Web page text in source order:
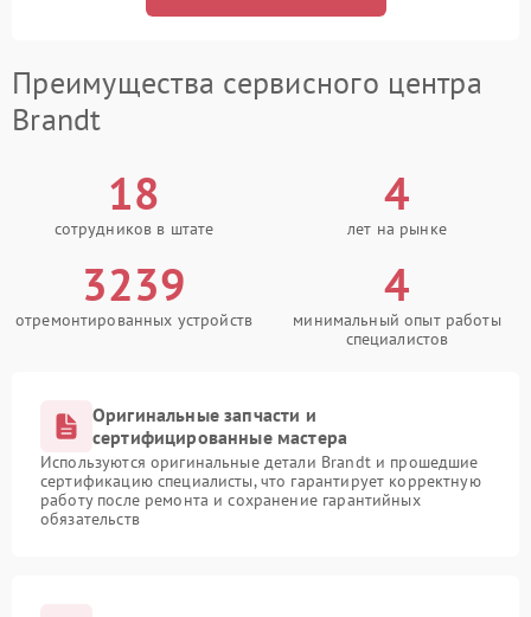
Преимущества сервисного центра
Brandt
18
сотрудников в штате
4
лет на рынке
3239
отремонтированных устройств
4
минимальный опыт работы
специалистов
Оригинальные запчасти и
сертифицированные мастера
Используются оригинальные детали Brandt и прошедшие
сертификацию специалисты, что гарантирует корректную
работу после ремонта и сохранение гарантийных
обязательств